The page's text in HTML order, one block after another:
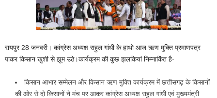
रायपुर 28 जनवरी। कांग्रेस अध्यक्ष राहुल गांधी के हाथो आज ऋण मुक्ति प्रमाणपत्र
पाकर किसान खुशी से झूम उठे।कार्यक्रम की कुछ झलकियां निम्नाकिंत है-
किसान आभार सम्मेलन और किसान ऋण मुक्ति कार्यक्रम में छत्तीसगढ़ के किसानों
की ओर से दो किसानों ने मंच पर आकर कांग्रेस अध्यक्ष राहुल गांधी एवं मुख्यमंत्री